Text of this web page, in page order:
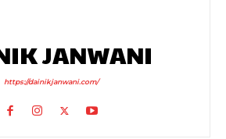
JANWANI
https://dainikjanwani.com/